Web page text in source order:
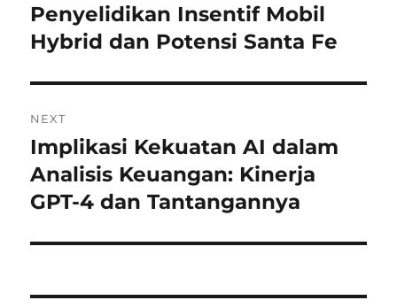
Penyelidikan Insentif Mobil
Hybrid dan Potensi Santa Fe
NEXT
Next
post:
Implikasi Kekuatan AI dalam
Analisis Keuangan: Kinerja
GPT-4 dan Tantangannya